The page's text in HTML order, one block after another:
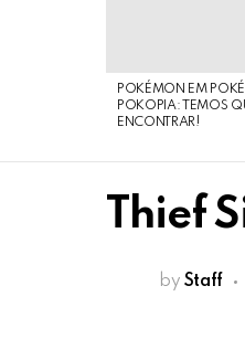
POKÉMON EM
POKOPIA: TEMOS
ENCONTRAR!
Thief
by Staff